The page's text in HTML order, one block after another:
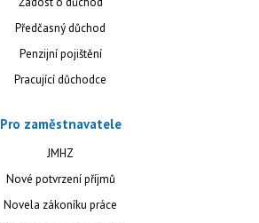
Předčasný důchod
Penzijní pojištění
Pracující důchodce
Pro zaměstnavatele
JMHZ
Nové potvrzení příjmů
Novela zákoníku práce